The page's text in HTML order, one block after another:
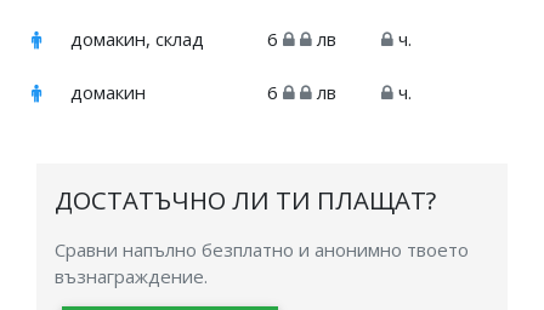
домакин, склад 6 лв ч.
домакин 6 лв ч.
ДОСТАТЪЧНО ЛИ ТИ ПЛАЩАТ?
Сравни напълно безплатно и анонимно твоето
възнаграждение.